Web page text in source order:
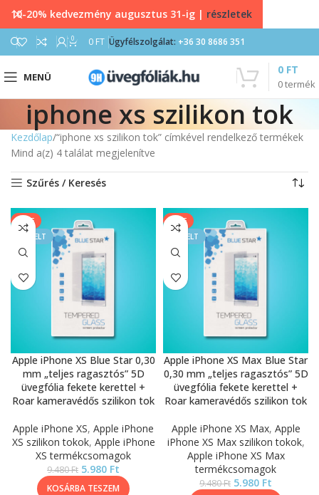
0 0 FT Ügyfélszolgálat: +36 30 8686 351
MENÜ
0termék
0 FT
iphone xs szilikon tok
Kezdőlap “iphone xs szilikon tok” címkével rendelkező termékek
Mind a(z) 4 találat megjelenítve
Szűrés / Keresés
SALE
KIEMELT
Apple iPhone XS Blue Star 0,30
mm „teljes ragasztós” 5D
üvegfólia fekete kerettel +
Roar kameravédős szilikon tok
Apple iPhone XS, Apple iPhone
XS szilikon tokok, Apple iPhone
XS termékcsomagok
9.480Ft 5.980 Ft
KOSÁRBA TESZEM
SALE
KIEMELT
Apple iPhone XS Max Blue Star
0,30 mm „teljes ragasztós” 5D
üvegfólia fekete kerettel +
Roar kameravédős szilikon tok
Apple iPhone XS Max, Apple
iPhone XS Max szilikon tokok,
Apple iPhone XS Max
termékcsomagok
9.480Ft 5.980 Ft
10-20% kedvezmény augusztus 31-ig | részletek